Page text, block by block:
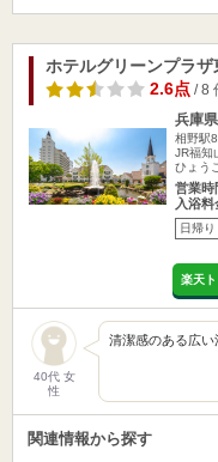
ホテルグリーンプラザ
2.6点/ 8
兵庫
相野駅
JR福知
ひょう
営業時
入浴料
日帰り
楽天
40代 女
性
清潔感のある広い
関連情報から探す